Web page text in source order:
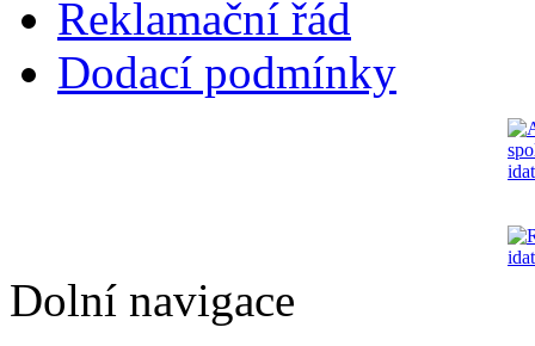
Reklamační řád
Dodací podmínky
Dolní navigace